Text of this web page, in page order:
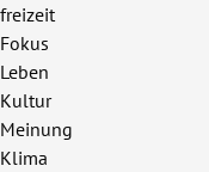
freizeit
Fokus
Leben
Kultur
Meinung
Klima